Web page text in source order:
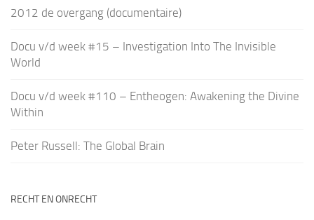
2012 de overgang (documentaire)
Docu v/d week #15 – Investigation Into The Invisible
World
Docu v/d week #110 – Entheogen: Awakening the Divine
Within
Peter Russell: The Global Brain
RECHT EN ONRECHT